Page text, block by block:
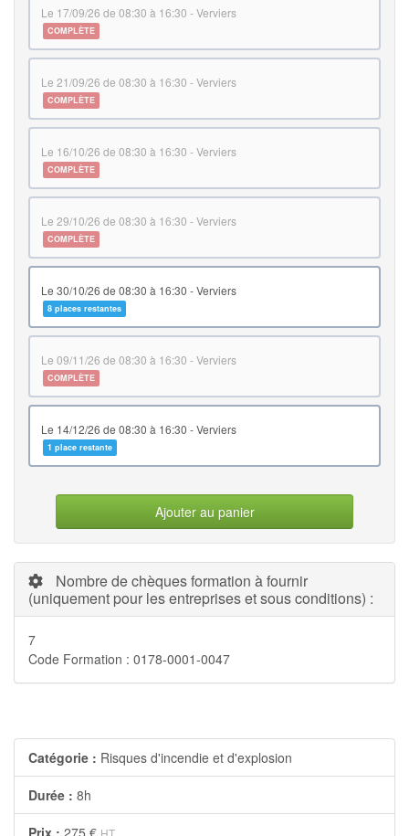
le 17/09/26 de 08:30 à 16:30 - Verviers
COMPLÈTE
le 21/09/26 de 08:30 à 16:30 - Verviers
COMPLÈTE
le 16/10/26 de 08:30 à 16:30 - Verviers
COMPLÈTE
le 29/10/26 de 08:30 à 16:30 - Verviers
COMPLÈTE
le 30/10/26 de 08:30 à 16:30 - Verviers
8 places restantes
le 09/11/26 de 08:30 à 16:30 - Verviers
COMPLÈTE
le 14/12/26 de 08:30 à 16:30 - Verviers
1 place restante
Ajouter au panier
Nombre de chèques formation à fournir
(uniquement pour les entreprises et sous conditions) :
7
Code Formation : 0178-0001-0047
Catégorie : Risques d'incendie et d'explosion
Durée : 8h
HT